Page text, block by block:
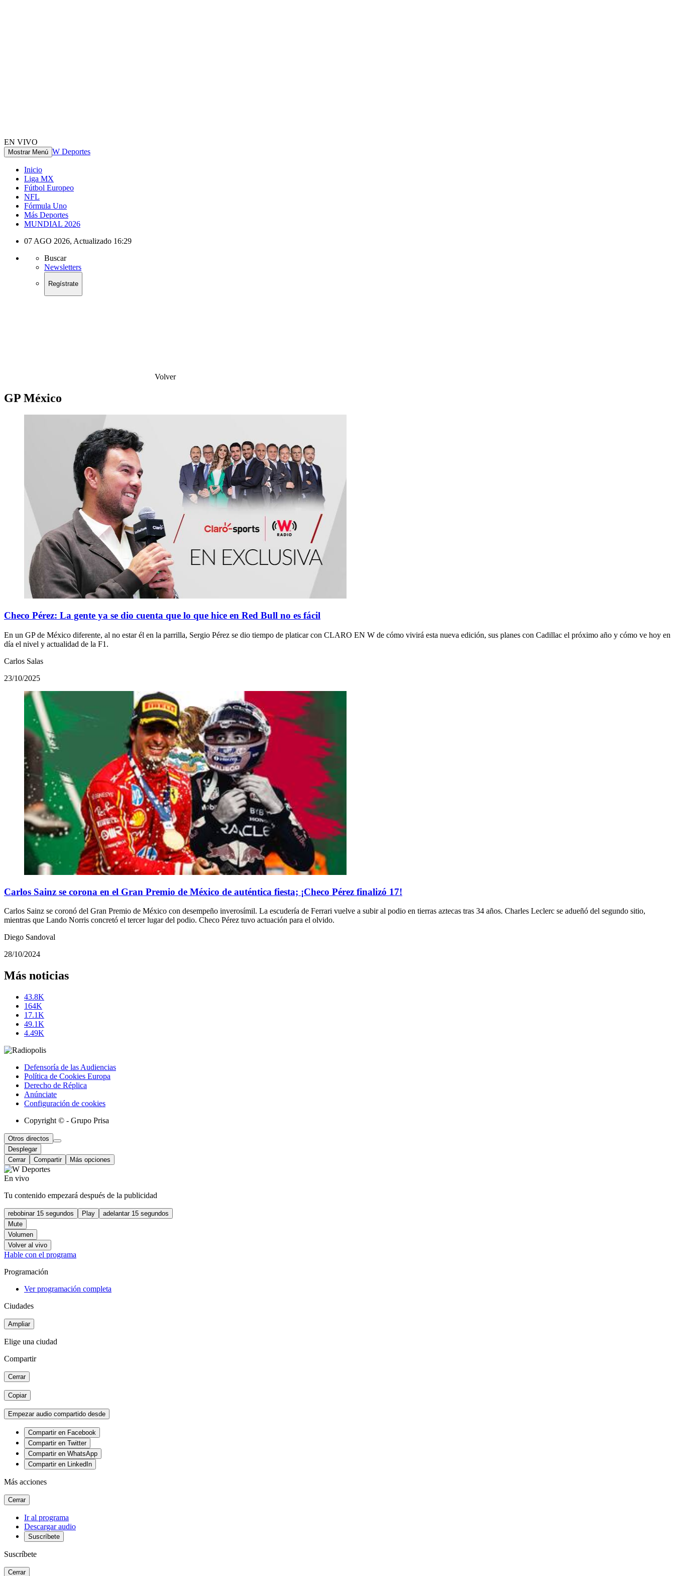
EN VIVO
Mostrar Menú W Deportes
Inicio
Liga MX
Fútbol Europeo
NFL
Fórmula Uno
Más Deportes
MUNDIAL 2026
07 AGO 2026, Actualizado 16:29
Buscar
Newsletters
Regístrate
Volver
GP México
Checo Pérez: La gente ya se dio cuenta que lo que hice en Red Bull no es fácil
En un GP de México diferente, al no estar él en la parrilla, Sergio Pérez se dio tiempo de platicar con CLARO EN W de cómo vivirá esta nueva edición, sus planes con Cadillac el próximo año y cómo ve hoy en
día el nivel y actualidad de la F1.
Carlos Salas
23/10/2025
Carlos Sainz se corona en el Gran Premio de México de auténtica fiesta; ¡Checo Pérez finalizó 17!
Carlos Sainz se coronó del Gran Premio de México con desempeño inverosímil. La escudería de Ferrari vuelve a subir al podio en tierras aztecas tras 34 años. Charles Leclerc se adueñó del segundo sitio,
mientras que Lando Norris concretó el tercer lugar del podio. Checo Pérez tuvo actuación para el olvido.
Diego Sandoval
28/10/2024
Más noticias
43.8K
164K
17.1K
49.1K
4.49K
Defensoría de las Audiencias
Política de Cookies Europa
Derecho de Réplica
Anúnciate
Configuración de cookies
Copyright © - Grupo Prisa
Otros directos
Desplegar
Cerrar
Compartir Más opciones
En vivo
Tu contenido empezará después de la publicidad
rebobinar 15 segundos Play
adelantar 15 segundos
Mute
Volumen
Volver al vivo
Hable con el programa
Programación
Ver programación completa
Ciudades
Ampliar
Elige una ciudad
Compartir
Cerrar
Copiar
Empezar audio compartido desde
Compartir en Facebook
Compartir en Twitter
Compartir en WhatsApp
Compartir en LinkedIn
Más acciones
Cerrar
Ir al programa
Descargar audio
Suscríbete
Suscríbete
Cerrar